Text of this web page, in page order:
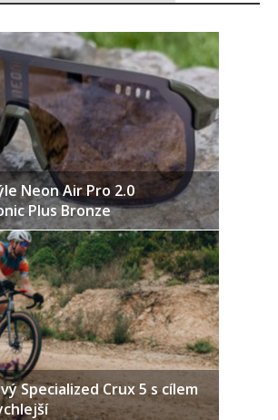
Neon Air Pro 2.0
Plus Bronze
Specialized Crux 5 s cílem